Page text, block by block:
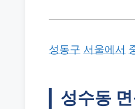
성동구 서울에서
성수동